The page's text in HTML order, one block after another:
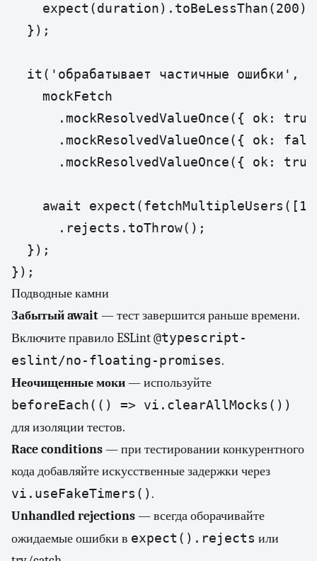
  });
it('обрабатывает частичные ошибки',
    mockFetch
.mockResolvedValueOnce({ ok:
.mockResolvedValueOnce({ ok:
.mockResolvedValueOnce({ ok:
await
      .rejects.toThrow();
  });
});
Подводные камни
Забытый await— тест завершится раньше времени.
Включите правило ESLint@typescript-
eslint/no-floating-promises.
Неочищенные моки— используйте
beforeEach(() => vi.clearAllMocks())
для изоляции тестов.
Race conditions— при тестировании конкурентного
кода добавляйте искусственные задержки через
vi.useFakeTimers() .
Unhandled rejections— всегда оборачивайте
ожидаемые ошибки в expect().rejects или